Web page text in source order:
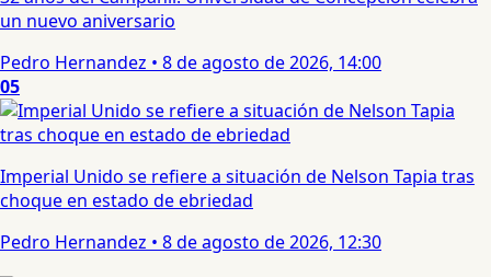
un nuevo aniversario
Pedro Hernandez • 8 de agosto de 2026, 14:00
05
Imperial Unido se refiere a situación de Nelson Tapia tras
choque en estado de ebriedad
Pedro Hernandez • 8 de agosto de 2026, 12:30